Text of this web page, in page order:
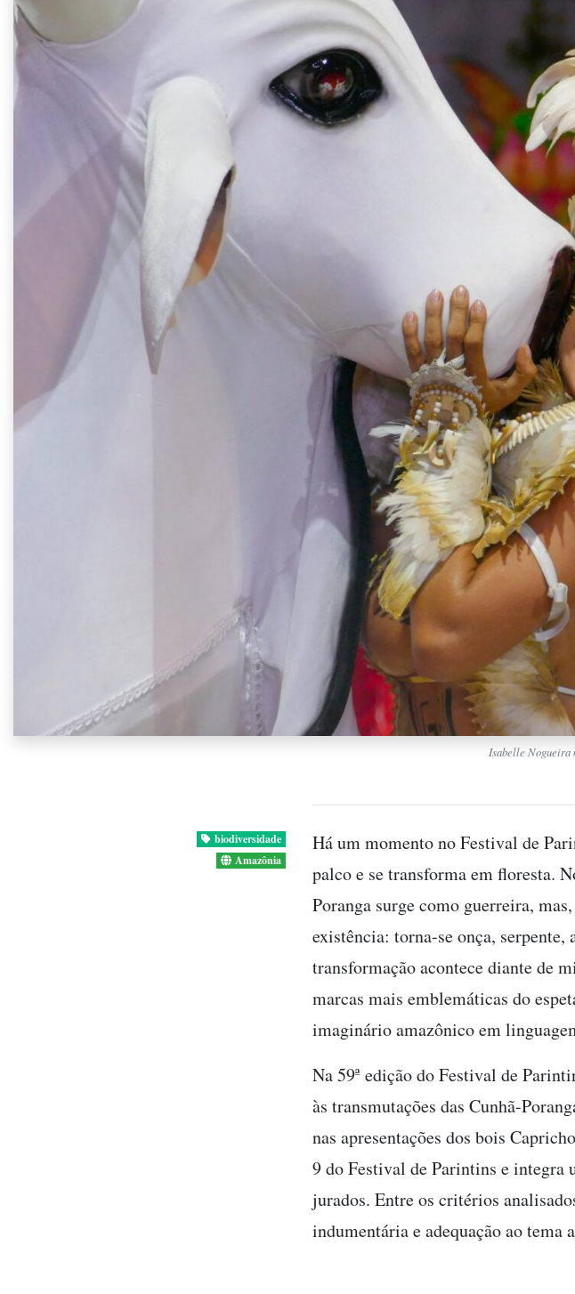
Isabelle Nogueira
biodiversidade
Amazônia
Há um momento no Festival de
palco e se transforma em floresta.
Poranga surge como guerreira,
existência: torna-se onça, serpente,
transformação acontece diante de
marcas mais emblemáticas do
imaginário amazônico em
Na 59ª edição do Festival de
às transmutações das Cunhã-
nas apresentações dos bois
9 do Festival de Parintins e integra
jurados. Entre os critérios
indumentária e adequação ao tema